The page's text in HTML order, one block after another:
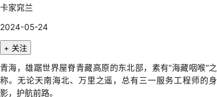
卡家窕兰
2024-05-24
+ 关注
青海，雄踞世界屋脊青藏高原的东北部，素有“海藏咽喉”之
称。无论天南海北、万里之遥，总有三一服务工程师的身
影，护航前路。